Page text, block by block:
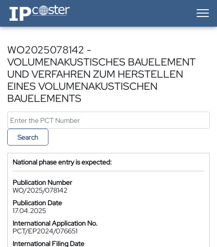
IP-Coster — Home
WO2025078142 -
VOLUMENAKUSTISCHES BAUELEMENT
UND VERFAHREN ZUM HERSTELLEN
EINES VOLUMENAKUSTISCHEN
BAUELEMENTS
Search
National phase entry is expected:
Publication Number
WO/2025/078142
Publication Date
17.04.2025
International Application No.
PCT/EP2024/076651
International Filing Date